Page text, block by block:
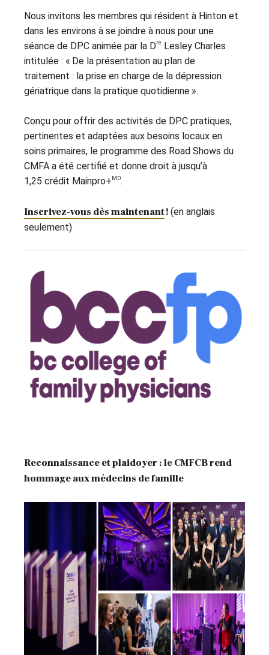
Nous invitons les membres qui résident à Hinton et
dans les environs à se joindre à nous pour une
séance de DPC animée par la Dre Lesley Charles
intitulée : « De la présentation au plan de
traitement : la prise en charge de la dépression
gériatrique dans la pratique quotidienne ».
Conçu pour offrir des activités de DPC pratiques,
pertinentes et adaptées aux besoins locaux en
soins primaires, le programme des Road Shows du
CMFA a été certifié et donne droit à jusqu’à
1,25 crédit Mainpro+ MD.
Inscrivez-vous dès maintenant! (en anglais
seulement)
Reconnaissance et plaidoyer : le CMFCB rend
hommage aux médecins de famille